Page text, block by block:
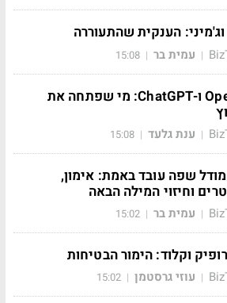
וג'מיני: הענקית שהתעוררה
| עמית בר |
15:08
OpenAI ו-ChatGPT: מי שפתחה את
| ענת גלעד |
15:08
שפה עובד באמת: אימון,
וחיזוי המילה הבאה
| עמית בר |
15:02
וקלוד: הימור הבטיחות
| עוזי גרסטמן |
15:02